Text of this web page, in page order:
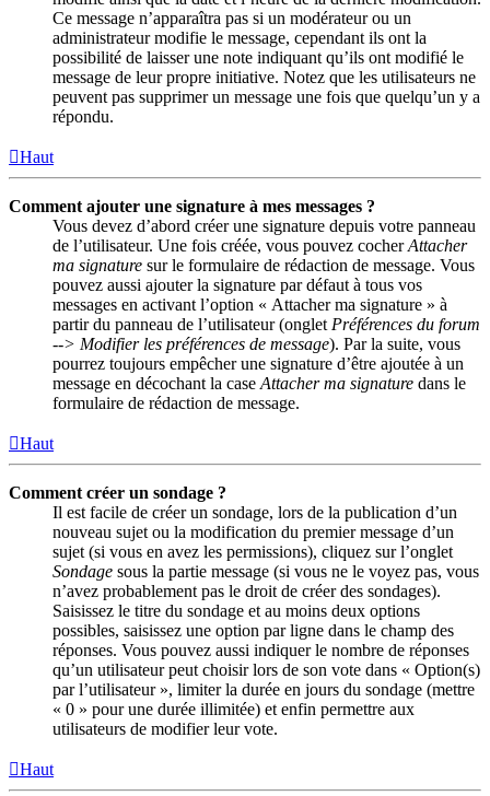
Ce message n’apparaîtra pas si un modérateur ou un
administrateur modifie le message, cependant ils ont la
possibilité de laisser une note indiquant qu’ils ont modifié le
message de leur propre initiative. Notez que les utilisateurs ne
peuvent pas supprimer un message une fois que quelqu’un y a
répondu.
Haut
Comment ajouter une signature à mes messages ?
Vous devez d’abord créer une signature depuis votre panneau
de l’utilisateur. Une fois créée, vous pouvez cocherAttacher
ma signature sur le formulaire de rédaction de message. Vous
pouvez aussi ajouter la signature par défaut à tous vos
messages en activant l’option « Attacher ma signature » à
partir du panneau de l’utilisateur (onglet Préférences du forum
--> Modifier les préférences de message). Par la suite, vous
pourrez toujours empêcher une signature d’être ajoutée à un
message en décochant la case Attacher ma signature dans le
formulaire de rédaction de message.
Haut
Comment créer un sondage ?
Il est facile de créer un sondage, lors de la publication d’un
nouveau sujet ou la modification du premier message d’un
sujet (si vous en avez les permissions), cliquez sur l’onglet
Sondage sous la partie message (si vous ne le voyez pas, vous
n’avez probablement pas le droit de créer des sondages).
Saisissez le titre du sondage et au moins deux options
possibles, saisissez une option par ligne dans le champ des
réponses. Vous pouvez aussi indiquer le nombre de réponses
qu’un utilisateur peut choisir lors de son vote dans « Option(s)
par l’utilisateur », limiter la durée en jours du sondage (mettre
« 0 » pour une durée illimitée) et enfin permettre aux
utilisateurs de modifier leur vote.
Haut